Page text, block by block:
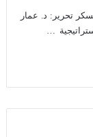
تحرير: د. عمار
…